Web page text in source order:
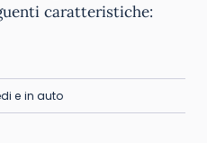
caratteristiche:
e in auto